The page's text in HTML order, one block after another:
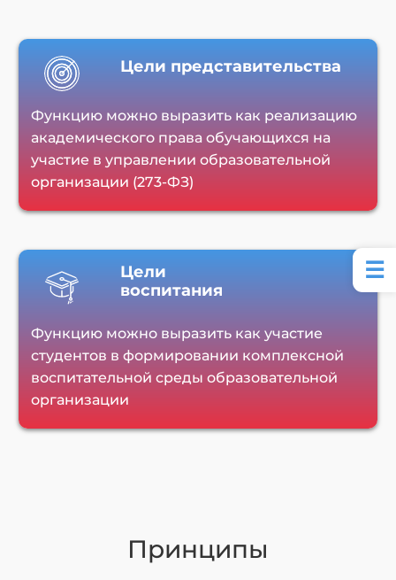
Цели представительства
Функцию можно выразить как реализацию
академического права обучающихся на
участие в управлении образовательной
организации (273-ФЗ)
Цели
воспитания
Функцию можно выразить как участие
студентов в формировании комплексной
воспитательной среды образовательной
организации
Принципы